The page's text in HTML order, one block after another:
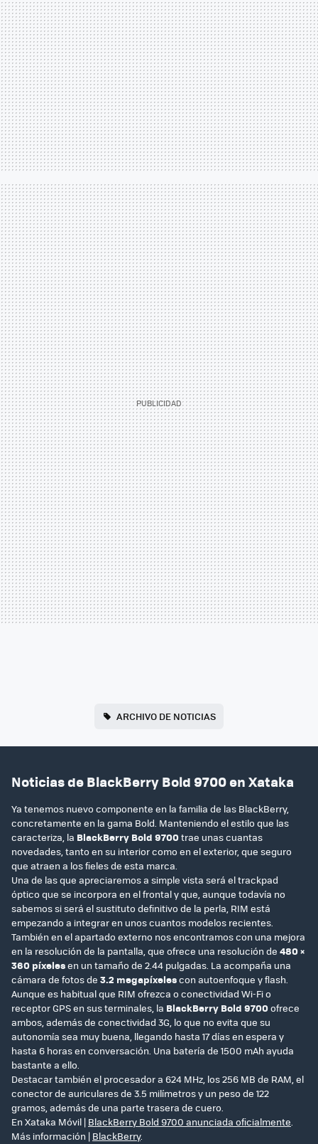
ARCHIVO DE NOTICIAS
Noticias de BlackBerry Bold 9700 en Xataka
Ya tenemos nuevo componente en la familia de las BlackBerry,
concretamente en la gama Bold. Manteniendo el estilo que las
caracteriza, la BlackBerry Bold 9700trae unas cuantas
novedades, tanto en su interior como en el exterior, que seguro
que atraen a los fieles de esta marca.
Una de las que apreciaremos a simple vista será el trackpad
óptico que se incorpora en el frontal y que, aunque todavía no
sabemos si será el sustituto definitivo de la perla, RIM está
empezando a integrar en unos cuantos modelos recientes.
También en el apartado externo nos encontramos con una mejora
en la resolución de la pantalla, que ofrece una resolución de 480 ×
360 píxelesen un tamaño de 2.44 pulgadas. La acompaña una
cámara de fotos de 3.2 megapíxelescon autoenfoque y flash.
Aunque es habitual que RIM ofrezca o conectividad Wi-Fi o
receptor GPS en sus terminales, la BlackBerry Bold 9700ofrece
ambos, además de conectividad 3G, lo que no evita que su
autonomía sea muy buena, llegando hasta 17 días en espera y
hasta 6 horas en conversación. Una batería de 1500 mAh ayuda
bastante a ello.
Destacar también el procesador a 624 MHz, los 256 MB de RAM, el
conector de auriculares de 3.5 milímetros y un peso de 122
gramos, además de una parte trasera de cuero.
En Xataka Móvil | BlackBerry Bold 9700 anunciada oficialmente.
Más información | BlackBerry.